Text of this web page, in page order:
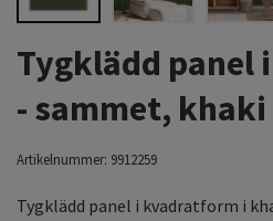
Tygklädd panel
- sammet, khaki
Artikelnummer: 9912259
Tygklädd panel i kvadratform i